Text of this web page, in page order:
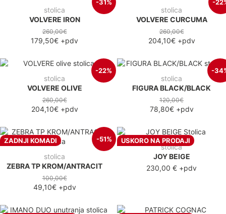
-31%
stolica
VOLVERE IRON
260,00€
179,50€ +pdv
-
stolica
VOLVERE CURCUMA
260,00€
204,10€+pdv
-22%
stolica
VOLVERE OLIVE
260,00€
204,10€+pdv
-
stolica
FIGURA BLACK/BLACK
120,00€
78,80€+pdv
ZADNJI KOMADI -51%
stolica
ZEBRA TP KROM/ANTRACIT
100,00€
49,10€+pdv
USKORO NA PRODAJI
stolica
JOY BEIGE
230,00 € +pdv